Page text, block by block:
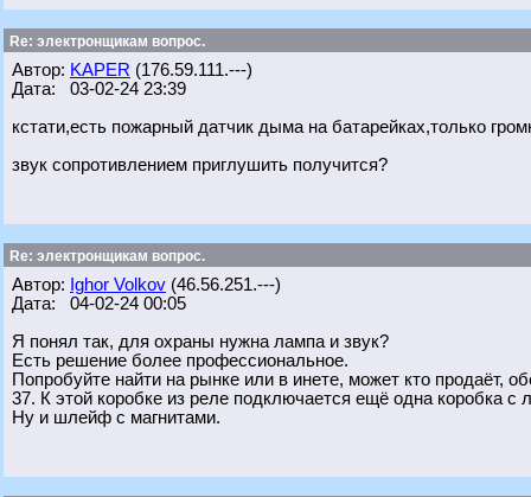
Re: электронщикам вопрос.
Автор: KAPER (176.59.111.---)
Дата: 03-02-24 23:39
кстати,есть пожарный датчик дыма на батарейках,только
звук сопротивлением приглушить получится?
Re: электронщикам вопрос.
Автор: Ighor Volkov (46.56.251.---)
Дата: 04-02-24 00:05
Я понял так, для охраны нужна лампа и звук?
Есть решение более профессиональное.
Попробуйте найти на рынке или в инете, может кто продаёт,
37. К этой коробке из реле подключается ещё одна коробка с
Ну и шлейф с магнитами.